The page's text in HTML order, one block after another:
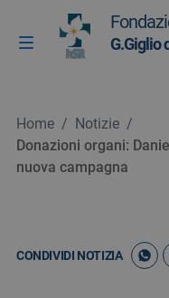
Vai ai contenuti
Vai al menu di
Vai al footer
Attiva / disattiva
G.Giglio
Home / Notizie /
Donazioni organi:
nuova campagna
CONDIVIDI NOTIZIA